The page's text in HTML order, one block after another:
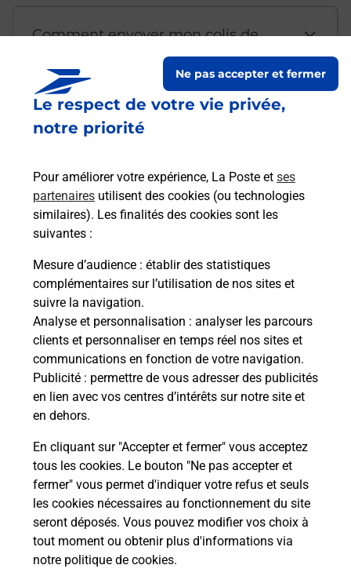
Le respect de votre vie privée,
notre priorité
Pour améliorer votre expérience, La Poste et ses
partenaires utilisent des cookies (ou technologies
similaires). Les finalités des cookies sont les
suivantes :
Mesure d’audience : établir des statistiques
complémentaires sur l’utilisation de nos sites et
suivre la navigation.
Analyse et personnalisation : analyser les parcours
clients et personnaliser en temps réel nos sites et
communications en fonction de votre navigation.
Publicité : permettre de vous adresser des publicités
en lien avec vos centres d’intérêts sur notre site et
en dehors.
En cliquant sur "Accepter et fermer" vous acceptez
tous les cookies. Le bouton "Ne pas accepter et
fermer" vous permet d'indiquer votre refus et seuls
les cookies nécessaires au fonctionnement du site
seront déposés. Vous pouvez modifier vos choix à
tout moment ou obtenir plus d'informations via
notre politique de cookies.
Ne pas accepter et fermer
Comment envoyer mon colis de
Est-il possible d’acheter un
emballage directement depuis un
Comment demander une
modification de livraison ?
Comment La Poste participe-t-elle
à votre sécurité au quotidien ?
Puis-je passer mon code de la route
avec La Poste et sous quelles
conditions ?
Localiser Liste Marne CORMICY